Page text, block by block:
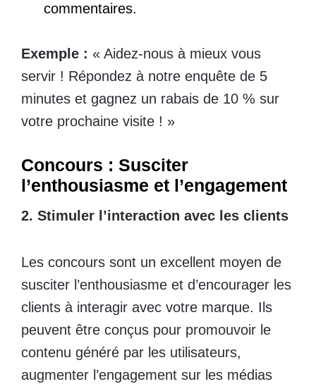
commentaires.
Exemple : « Aidez-nous à mieux vous
servir ! Répondez à notre enquête de 5
minutes et gagnez un rabais de 10 % sur
votre prochaine visite ! »
Concours : Susciter
l’enthousiasme et l’engagement
2. Stimuler l’interaction avec les clients
Les concours sont un excellent moyen de
susciter l’enthousiasme et d’encourager les
clients à interagir avec votre marque. Ils
peuvent être conçus pour promouvoir le
contenu généré par les utilisateurs,
augmenter l’engagement sur les médias